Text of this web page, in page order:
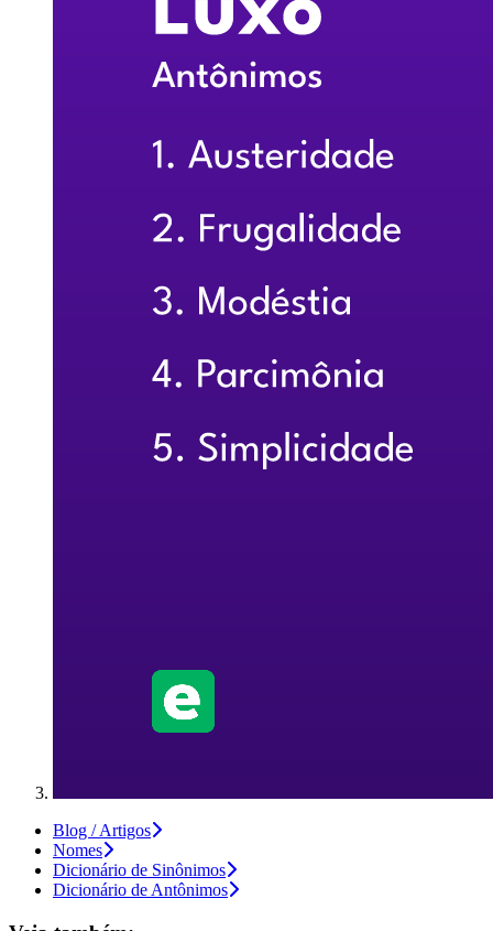
Blog / Artigos
Nomes
Dicionário de Sinônimos
Dicionário de Antônimos